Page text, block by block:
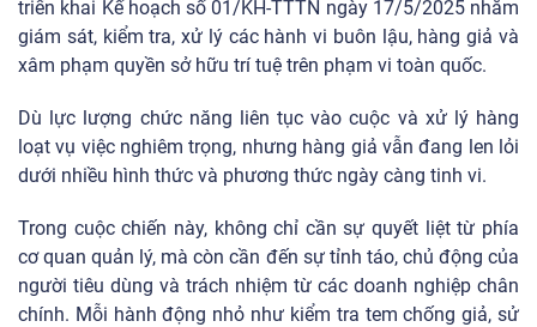
triển khai Kế hoạch số 01/KH-TTTN ngày 17/5/2025 nhằm
giám sát, kiểm tra, xử lý các hành vi buôn lậu, hàng giả và
xâm phạm quyền sở hữu trí tuệ trên phạm vi toàn quốc.
Dù lực lượng chức năng liên tục vào cuộc và xử lý hàng
loạt vụ việc nghiêm trọng, nhưng hàng giả vẫn đang len lỏi
dưới nhiều hình thức và phương thức ngày càng tinh vi.
Trong cuộc chiến này, không chỉ cần sự quyết liệt từ phía
cơ quan quản lý, mà còn cần đến sự tỉnh táo, chủ động của
người tiêu dùng và trách nhiệm từ các doanh nghiệp chân
chính. Mỗi hành động nhỏ như kiểm tra tem chống giả, sử